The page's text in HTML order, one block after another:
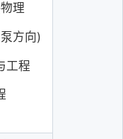
理
方向)
工程